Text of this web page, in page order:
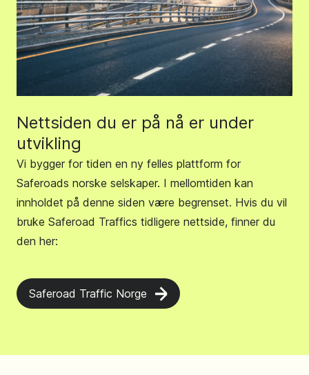
Nettsiden du er på nå er under
utvikling
Vi bygger for tiden en ny felles plattform for
Saferoads norske selskaper. I mellomtiden kan
innholdet på denne siden være begrenset. Hvis du vil
bruke Saferoad Traffics tidligere nettside, finner du
den her:
Saferoad Traffic Norge